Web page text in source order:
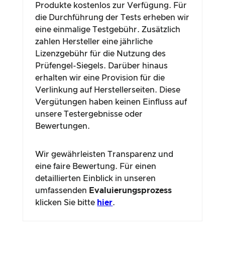
Produkte kostenlos zur Verfügung. Für
die Durchführung der Tests erheben wir
eine einmalige Testgebühr. Zusätzlich
zahlen Hersteller eine jährliche
Lizenzgebühr für die Nutzung des
Prüfengel-Siegels. Darüber hinaus
erhalten wir eine Provision für die
Verlinkung auf Herstellerseiten. Diese
Vergütungen haben keinen Einfluss auf
unsere Testergebnisse oder
Bewertungen.
Wir gewährleisten Transparenz und
eine faire Bewertung. Für einen
detaillierten Einblick in unseren
umfassenden Evaluierungsprozess
klicken Sie bitte hier.